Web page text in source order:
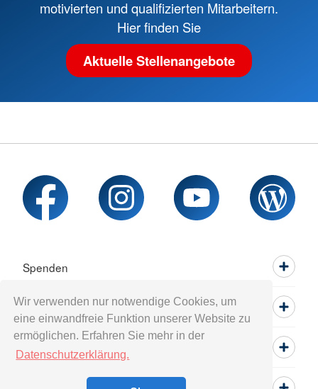
Wir verwenden nur notwendige Cookies, um
eine einwandfreie Funktion unserer Website zu
ermöglichen. Erfahren Sie mehr in der
Datenschutzerklärung.
motivierten und qualifizierten Mitarbeitern.
Hier finden Sie
Aktuelle Stellenangebote
Spenden
Mitwirken
Informieren